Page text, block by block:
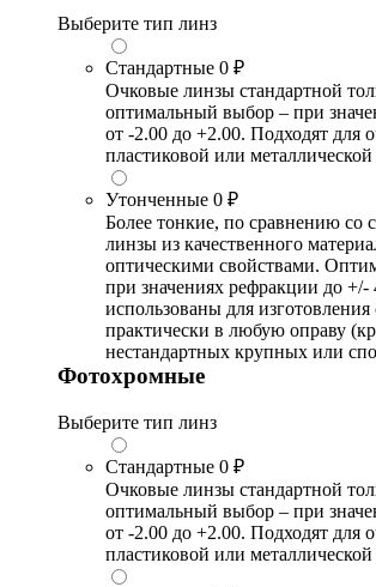
Выберите тип линз
Стандартные 0 ₽
Очковые линзы стандартной
оптимальный выбор – при
от -2.00 до +2.00. Подходят для
пластиковой или металлической
Утонченные 0 ₽
Более тонкие, по сравнению со
линзы из качественного
оптическими свойствами.
при значениях рефракции до
использованы для изготовления
практически в любую оправу
нестандартных крупных или
Фотохромные
Выберите тип линз
Стандартные 0 ₽
Очковые линзы стандартной
оптимальный выбор – при
от -2.00 до +2.00. Подходят для
пластиковой или металлической